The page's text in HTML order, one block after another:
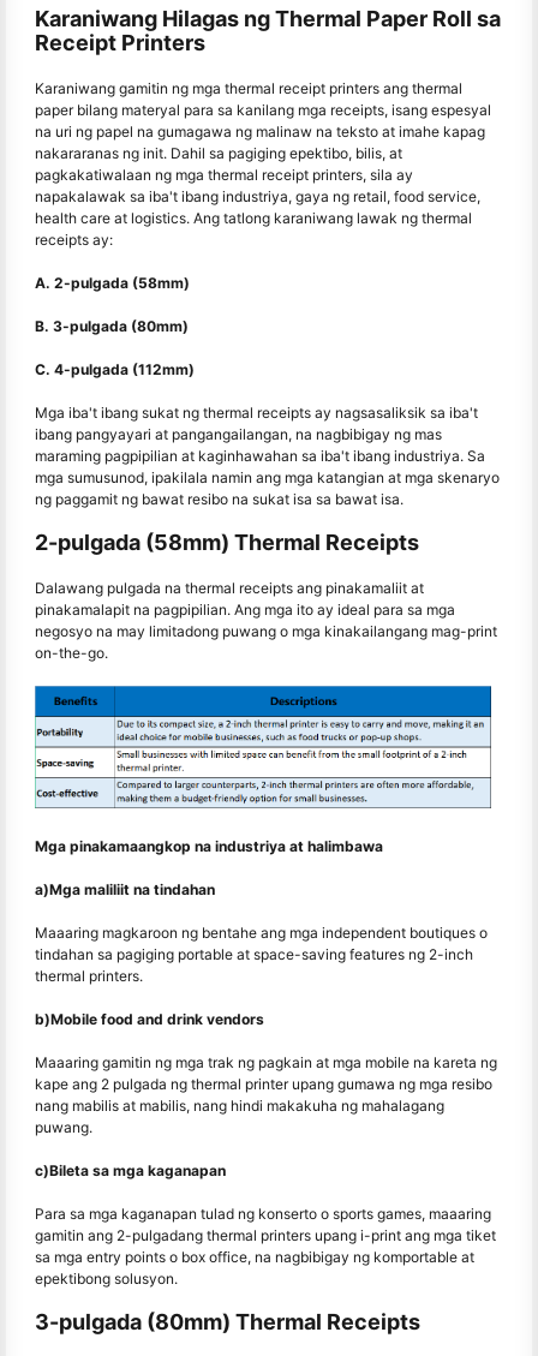
Karaniwang Hilagas ng Thermal Paper Roll sa
Receipt Printers
Karaniwang gamitin ng mga thermal receipt printers ang thermal
paper bilang materyal para sa kanilang mga receipts, isang espesyal
na uri ng papel na gumagawa ng malinaw na teksto at imahe kapag
nakararanas ng init. Dahil sa pagiging epektibo, bilis, at
pagkakatiwalaan ng mga thermal receipt printers, sila ay
napakalawak sa iba't ibang industriya, gaya ng retail, food service,
health care at logistics. Ang tatlong karaniwang lawak ng thermal
receipts ay:
A. 2-pulgada (58mm)
B. 3-pulgada (80mm)
C. 4-pulgada (112mm)
Mga iba't ibang sukat ng thermal receipts ay nagsasaliksik sa iba't
ibang pangyayari at pangangailangan, na nagbibigay ng mas
maraming pagpipilian at kaginhawahan sa iba't ibang industriya. Sa
mga sumusunod, ipakilala namin ang mga katangian at mga skenaryo
ng paggamit ng bawat resibo na sukat isa sa bawat isa.
2-pulgada (58mm) Thermal Receipts
Dalawang pulgada na thermal receipts ang pinakamaliit at
pinakamalapit na pagpipilian. Ang mga ito ay ideal para sa mga
negosyo na may limitadong puwang o mga kinakailangang mag-print
on-the-go.
Mga pinakamaangkop na industriya at halimbawa
a)Mga maliliit na tindahan
Maaaring magkaroon ng bentahe ang mga independent boutiques o
tindahan sa pagiging portable at space-saving features ng 2-inch
thermal printers.
b)Mobile food and drink vendors
Maaaring gamitin ng mga trak ng pagkain at mga mobile na kareta ng
kape ang 2 pulgada ng thermal printer upang gumawa ng mga resibo
nang mabilis at mabilis, nang hindi makakuha ng mahalagang
puwang.
c)Bileta sa mga kaganapan
Para sa mga kaganapan tulad ng konserto o sports games, maaaring
gamitin ang 2-pulgadang thermal printers upang i-print ang mga tiket
sa mga entry points o box office, na nagbibigay ng komportable at
epektibong solusyon.
3-pulgada (80mm) Thermal Receipts